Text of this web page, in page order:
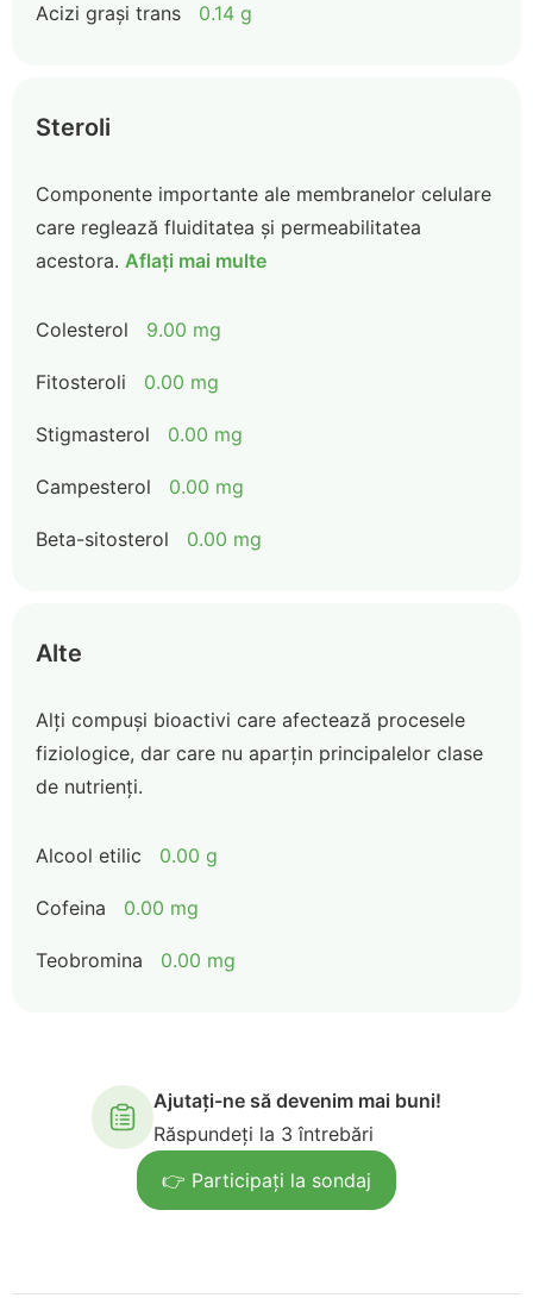
Acizi grași trans 0.14 g
Steroli
Componente importante ale membranelor celulare
care reglează fluiditatea și permeabilitatea
acestora. Aflați mai multe
Colesterol 9.00 mg
Fitosteroli 0.00 mg
Stigmasterol 0.00 mg
Campesterol 0.00 mg
Beta-sitosterol 0.00 mg
Alte
Alți compuși bioactivi care afectează procesele
fiziologice, dar care nu aparțin principalelor clase
de nutrienți.
Alcool etilic 0.00 g
Cofeina 0.00 mg
Teobromina 0.00 mg
Ajutați-ne să devenim mai buni!
Răspundeți la 3 întrebări
👉 Participați la sondaj